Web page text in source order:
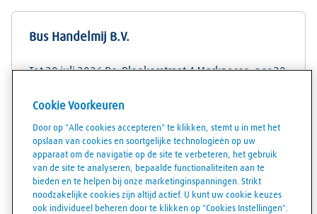
Bus Handelmij B.V.
Tot 20 juli 2026 Ds. Bleekerstraat 4 Marknesse, per 20
8305 BDEmmeloord
Winkelgegevens
Routebeschrijving
Cookie Voorkeuren
Door op "Alle cookies accepteren" te klikken, stemt u in met het
opslaan van cookies en soortgelijke technologieën op uw
apparaat om de navigatie op de site te verbeteren, het gebruik
van de site te analyseren, bepaalde functionaliteiten aan te
bieden en te helpen bij onze marketinginspanningen. Strikt
noodzakelijke cookies zijn altijd actief. U kunt uw cookie keuzes
ook individueel beheren door te klikken op "Cookies Instellingen".